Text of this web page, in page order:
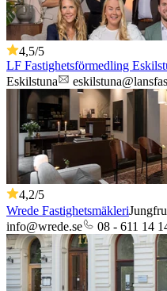
4,5/5
LF Fastighetsförmedling
Eskilstuna
4,2/5
Wrede Fastighetsmäkleri
info@wrede.se
08 - 611 14